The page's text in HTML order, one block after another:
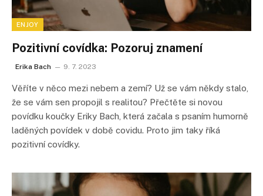
ENJOY
Pozitivní covídka: Pozoruj znamení
Erika Bach 9. 7. 2023
Věříte v něco mezi nebem a zemí? Už se vám někdy stalo,
že se vám sen propojil s realitou? Přečtěte si novou
povídku koučky Eriky Bach, která začala s psaním humorně
laděných povídek v době covidu. Proto jim taky říká
pozitivní covídky.